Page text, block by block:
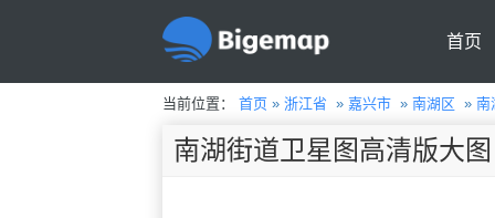
首页
当前位置： 首页» 浙江省 » 嘉兴市» 南湖区 » 南
南湖街道卫星图高清版大图